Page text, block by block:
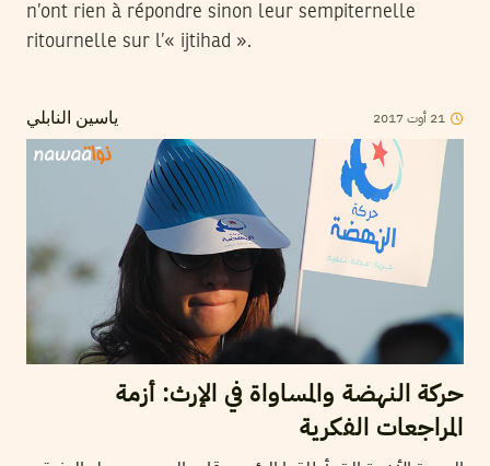
n’ont rien à répondre sinon leur sempiternelle
ritournelle sur l’« ijtihad ».
ياسين النابلي 21 أوت2017
حركة النهضة والمساواة في الإرث: أزمة
المراجعات الفكرية